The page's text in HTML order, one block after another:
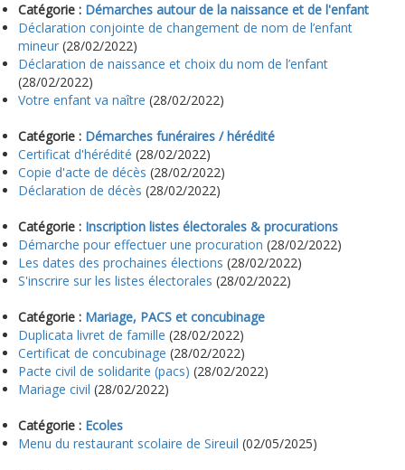
Catégorie : Démarches autour de la naissance et de l'enfant
Déclaration conjointe de changement de nom de l’enfant
mineur (28/02/2022)
Déclaration de naissance et choix du nom de l’enfant
(28/02/2022)
Votre enfant va naître (28/02/2022)
Catégorie : Démarches funéraires / hérédité
Certificat d'hérédité (28/02/2022)
Copie d'acte de décès (28/02/2022)
Déclaration de décès (28/02/2022)
Catégorie : Inscription listes électorales & procurations
Démarche pour effectuer une procuration (28/02/2022)
Les dates des prochaines élections (28/02/2022)
S'inscrire sur les listes électorales (28/02/2022)
Catégorie : Mariage, PACS et concubinage
Duplicata livret de famille (28/02/2022)
Certificat de concubinage (28/02/2022)
Pacte civil de solidarite (pacs) (28/02/2022)
Mariage civil (28/02/2022)
Catégorie : Ecoles
Menu du restaurant scolaire de Sireuil (02/05/2025)